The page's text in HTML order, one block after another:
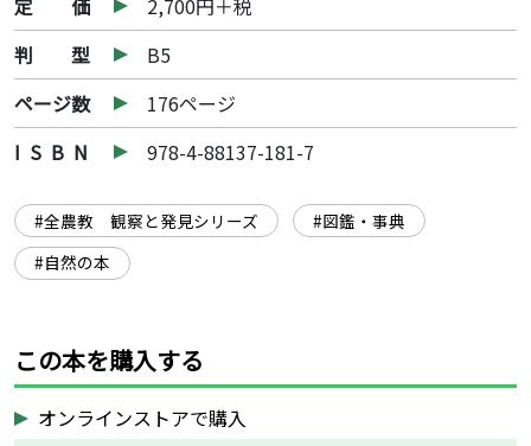
定 価
2,700円＋税
判 型
B5
ページ数
176ページ
I S B N
978-4-88137-181-7
#全農教 観察と発見シリーズ
#図鑑・事典
#自然の本
この本を購入する
オンラインストアで購入